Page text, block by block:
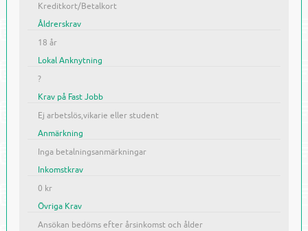
Kreditkort/Betalkort
Åldrerskrav
18 år
Lokal Anknytning
?
Krav på Fast Jobb
Ej arbetslös,vikarie eller student
Anmärkning
Inga betalningsanmärkningar
Inkomstkrav
0 kr
Övriga Krav
Ansökan bedöms efter årsinkomst och ålder